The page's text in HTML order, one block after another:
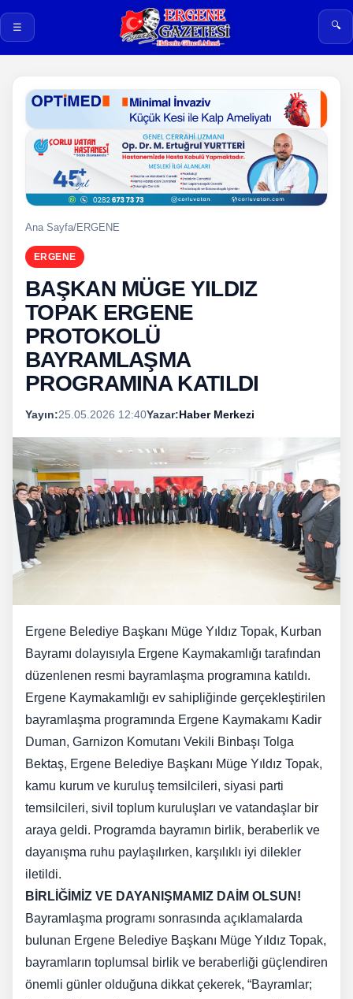
☰ 🔍
Ana Sayfa/ERGENE
ERGENE
BAŞKAN MÜGE YILDIZ
TOPAK ERGENE
PROTOKOLÜ
BAYRAMLAŞMA
PROGRAMINA KATILDI
Yayın:25.05.2026 12:40Yazar:Haber Merkezi
Ergene Belediye Başkanı Müge Yıldız Topak, Kurban
Bayramı dolayısıyla Ergene Kaymakamlığı tarafından
düzenlenen resmi bayramlaşma programına katıldı.
Ergene Kaymakamlığı ev sahipliğinde gerçekleştirilen
bayramlaşma programında Ergene Kaymakamı Kadir
Duman, Garnizon Komutanı Vekili Binbaşı Tolga
Bektaş, Ergene Belediye Başkanı Müge Yıldız Topak,
kamu kurum ve kuruluş temsilcileri, siyasi parti
temsilcileri, sivil toplum kuruluşları ve vatandaşlar bir
araya geldi. Programda bayramın birlik, beraberlik ve
dayanışma ruhu paylaşılırken, karşılıklı iyi dilekler
iletildi.
BİRLİĞİMİZ VE DAYANIŞMAMIZ DAİM OLSUN!
Bayramlaşma programı sonrasında açıklamalarda
bulunan Ergene Belediye Başkanı Müge Yıldız Topak,
bayramların toplumsal birlik ve beraberliği güçlendiren
önemli günler olduğuna dikkat çekerek, “Bayramlar;